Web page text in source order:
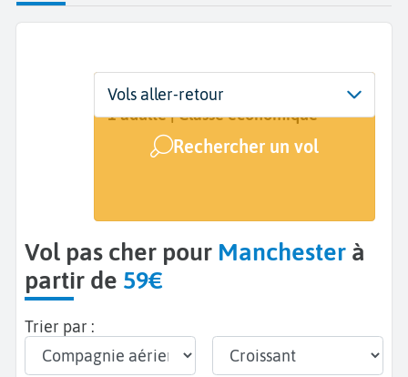
Départ
De...
Dates
Dates de votre voyage
Voyageurs | Classe
1 adulte | Classe économique
Rechercher un vol
Vols aller-retour
Vol pas cher pour Manchester à
partir de 59€
Trier par :